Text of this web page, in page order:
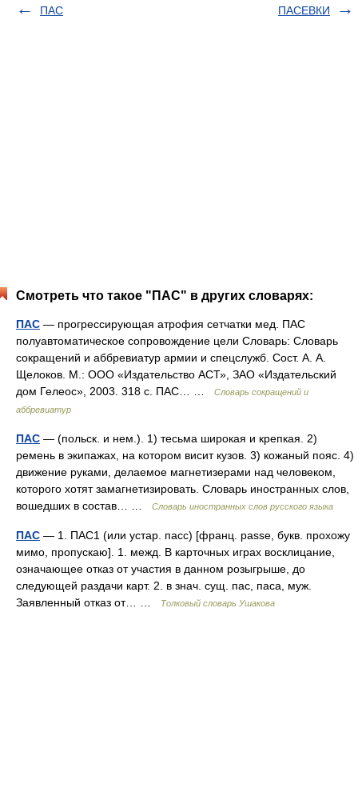
ПАС ПАСЕВКИ
Смотреть что такое "ПАС" в других словарях:
ПАС — прогрессирующая атрофия сетчатки мед. ПАС
полуавтоматическое сопровождение цели Словарь: Словарь
сокращений и аббревиатур армии и спецслужб. Сост. А. А.
Щелоков. М.: ООО «Издательство АСТ», ЗАО «Издательский
дом Гелеос», 2003. 318 с. ПАС… …
Словарь сокращений и
аббревиатур
ПАС — (польск. и нем.). 1) тесьма широкая и крепкая. 2)
ремень в экипажах, на котором висит кузов. 3) кожаный пояс. 4)
движение руками, делаемое магнетизерами над человеком,
которого хотят замагнетизировать. Словарь иностранных слов,
вошедших в состав… …
Словарь иностранных слов русского языка
ПАС — 1. ПАС1 (или устар. пасс) [франц. passe, букв. прохожу
мимо, пропускаю]. 1. межд. В карточных играх восклицание,
означающее отказ от участия в данном розыгрыше, до
следующей раздачи карт. 2. в знач. сущ. пас, паса, муж.
Заявленный отказ от… …
Толковый словарь Ушакова